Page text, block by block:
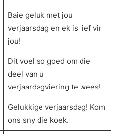
Baie geluk met jou
verjaarsdag en ek is lief vir
jou!
Dit voel so goed om die
deel van u
verjaardagviering te wees!
Gelukkige verjaarsdag! Kom
ons sny die koek.